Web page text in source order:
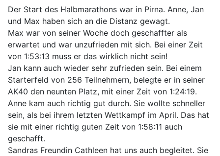
Der Start des Halbmarathons war in Pirna. Anne, Jan
und Max haben sich an die Distanz gewagt.
Max war von seiner Woche doch geschaffter als
erwartet und war unzufrieden mit sich. Bei einer Zeit
von 1:53:13 muss er das wirklich nicht sein!
Jan kann auch wieder sehr zufrieden sein. Bei einem
Starterfeld von 256 Teilnehmern, belegte er in seiner
AK40 den neunten Platz, mit einer Zeit von 1:24:19.
Anne kam auch richtig gut durch. Sie wollte schneller
sein, als bei ihrem letzten Wettkampf im April. Das hat
sie mit einer richtig guten Zeit von 1:58:11 auch
geschafft.
Sandras Freundin Cathleen hat uns auch begleitet. Sie